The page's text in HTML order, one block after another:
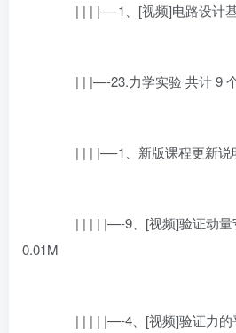
| | | |—-1、[视频]电路设计基
| | |—-23.力学实验 共计 9
| | | |—-1、新版课程更新说
| | | | |—-9、[视频]验证动量
0.01M
| | | | |—-4、[视频]验证力的